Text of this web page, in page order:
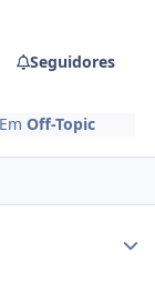
Seguidores
EmOff-Topic